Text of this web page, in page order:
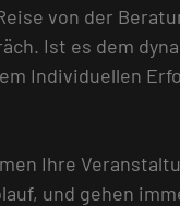
von der
Ist es dem
Individuellen
Ihre
und gehen